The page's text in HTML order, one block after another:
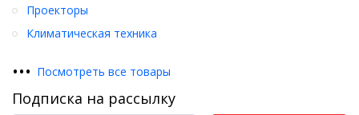
Проекторы
Климатическая техника
••• Посмотреть все товары
Подписка на рассылку